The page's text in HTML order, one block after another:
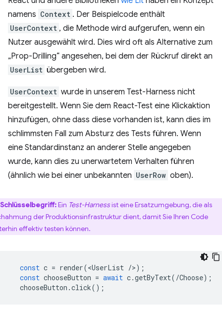
namens Context . Der Beispielcode enthält
UserContext , die Methode wird aufgerufen, wenn ein
Nutzer ausgewählt wird. Dies wird oft als Alternative zum
„Prop-Drilling“ angesehen, bei dem der Rückruf direkt an
UserList übergeben wird.
UserContext wurde in unserem Test-Harness nicht
bereitgestellt. Wenn Sie dem React-Test eine Klickaktion
hinzufügen, ohne dass diese vorhanden ist, kann dies im
schlimmsten Fall zum Absturz des Tests führen. Wenn
eine Standardinstanz an anderer Stelle angegeben
wurde, kann dies zu unerwartetem Verhalten führen
(ähnlich wie bei einer unbekannten UserRow oben).
Schlüsselbegriff:Ein Test-Harnessist eine Ersatzumgebung, die als
der Produktionsinfrastruktur dient, damit Sie Ihren Code
effektiv testen können.
const c = render(<UserList />);
const chooseButton = await c.getByText( /Choose);
chooseButton .click();